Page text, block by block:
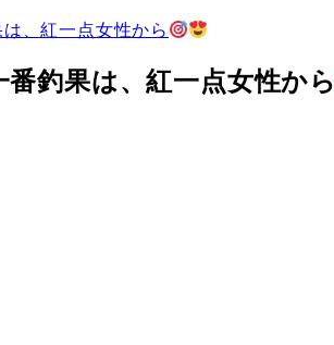
、紅一点女性から
釣果は、紅一点女性から